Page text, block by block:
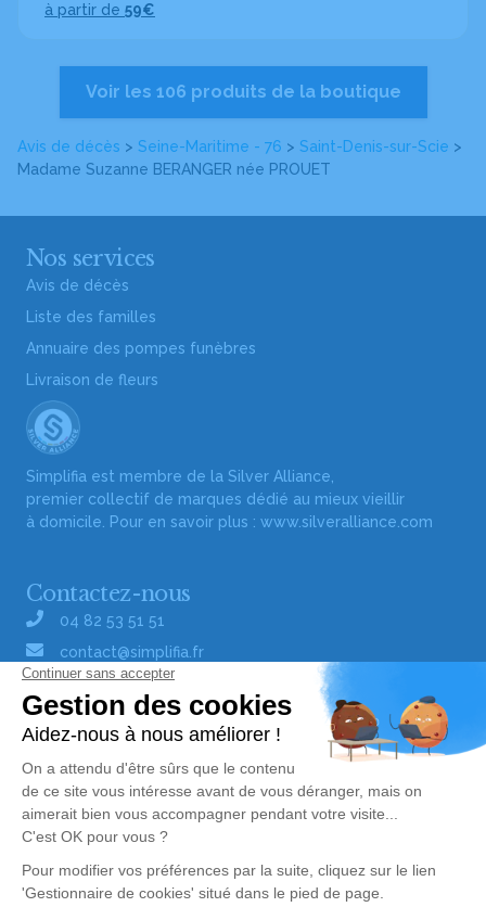
Avis de décès > Seine-Maritime - 76 > Saint-Denis-sur-Scie >
Madame Suzanne BERANGER née PROUET
à partir de 59€
Voir les 106 produits de la boutique
Nos services
Avis de décès
Liste des familles
Annuaire des pompes funèbres
Livraison de fleurs
Simplifia est membre de la Silver Alliance,
premier collectif de marques dédié au mieux vieillir
à domicile. Pour en savoir plus : www.silveralliance.com
Contactez-nous
04 82 53 51 51
contact@simplifia.fr
Réseaux sociaux
Liens utiles
Publier un avis de décès
Signaler un abus/une erreur